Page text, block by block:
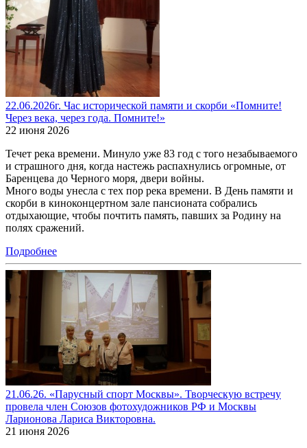
22.06.2026г. Час исторической памяти и скорби «Помните!
Через века, через года. Помните!»
22 июня 2026
Течет река времени. Минуло уже 83 год с того незабываемого
и страшного дня, когда настежь распахнулись огромные, от
Баренцева до Черного моря, двери войны.
Много воды унесла с тех пор река времени. В День памяти и
скорби в киноконцертном зале пансионата собрались
отдыхающие, чтобы почтить память, павших за Родину на
полях сражений.
Подробнее
21.06.26. «Парусный спорт Москвы». Творческую встречу
провела член Союзов фотохудожников РФ и Москвы
Ларионова Лариса Викторовна.
21 июня 2026